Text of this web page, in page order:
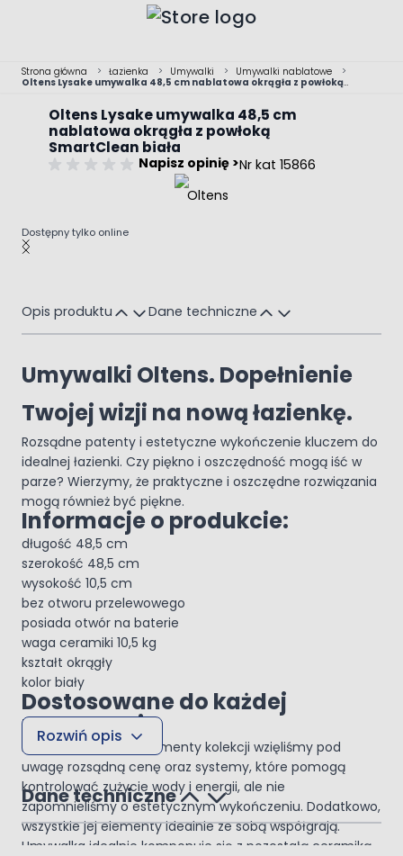
Strona główna > Łazienka > Umywalki > Umywalki nablatowe
>
Oltens Lysake umywalka 48,5 cm nablatowa okrągła z powłoką
Oltens Lysake umywalka 48,5 cm
nablatowa okrągła z powłoką
SmartClean biała
Napisz opinię >Nr kat 15866
Dostępny tylko online
Main image
Click to view image in fullscreen
Opis produktu Dane techniczne
Umywalki Oltens. Dopełnienie
Twojej wizji na nową łazienkę.
Rozsądne patenty i estetyczne wykończenie kluczem do
idealnej łazienki. Czy piękno i oszczędność mogą iść w
parze? Wierzymy, że praktyczne i oszczędne rozwiązania
mogą również być piękne.
Informacje o produkcie:
długość 48,5 cm
szerokość 48,5 cm
wysokość 10,5 cm
bez otworu przelewowego
posiada otwór na baterie
waga ceramiki 10,5 kg
kształt okrągły
kolor biały
Dostosowane do każdej
przestrzeni
Planując wszystkie elementy kolekcji wzięliśmy pod
uwagę rozsądną cenę oraz systemy, które pomogą
kontrolować zużycie wody i energii, ale nie
zapomnieliśmy o estetycznym wykończeniu. Dodatkowo,
wszystkie jej elementy idealnie ze sobą współgrają.
Umywalka idealnie komponuje się z pozostałą ceramiką
Rozwiń opis
Dane techniczne